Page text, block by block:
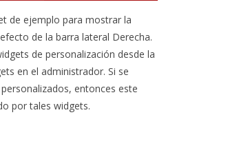
de ejemplo para mostrar la
de la barra lateral Derecha.
de personalización desde la
en el administrador. Si se
entonces este
por tales widgets.